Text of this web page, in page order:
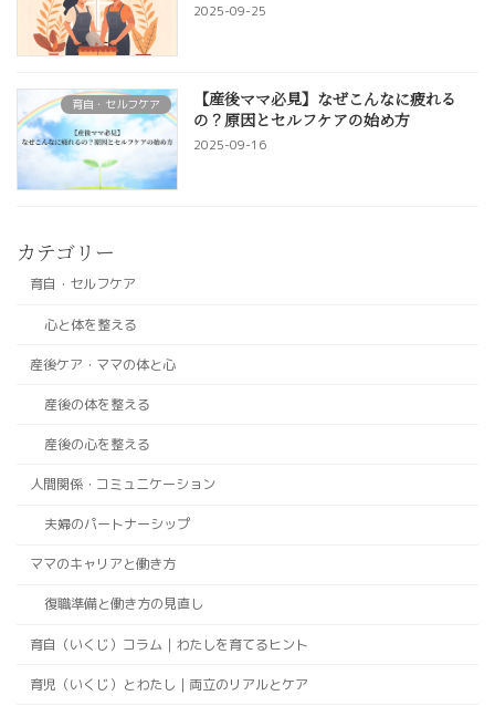
2025-09-25
育自・セルフケア
【産後ママ必見】なぜこんなに疲れる
の？原因とセルフケアの始め方
2025-09-16
カテゴリー
育自・セルフケア
心と体を整える
産後ケア・ママの体と心
産後の体を整える
産後の心を整える
人間関係・コミュニケーション
夫婦のパートナーシップ
ママのキャリアと働き方
復職準備と働き方の見直し
育自（いくじ）コラム｜わたしを育てるヒント
育児（いくじ）とわたし｜両立のリアルとケア